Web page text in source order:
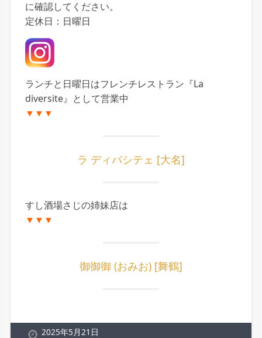
に確認してください。
定休日：日曜日
ランチと日曜日はフレンチレストラン『La
diversite』として営業中
▼▼▼
ラ ディバシテェ [大名]
すし酒場さじの姉妹店は
▼▼▼
御御御 (おみお) [舞鶴]
2025年5月21日